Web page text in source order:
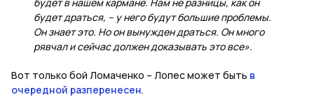
будет драться, – у него будут большие проблемы.
Он знает это. Но он вынужден драться. Он много
рявчал и сейчас должен доказывать это все».
Вот только бой Ломаченко – Лопес может быть в
очередной разперенесен.